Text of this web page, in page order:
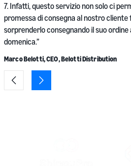
7. Infatti, questo servizio non solo ci
promessa di consegna al nostro cliente
sorprenderlo consegnando il suo ordine
domenica.”
Marco Belotti, CEO, Belotti Distribution